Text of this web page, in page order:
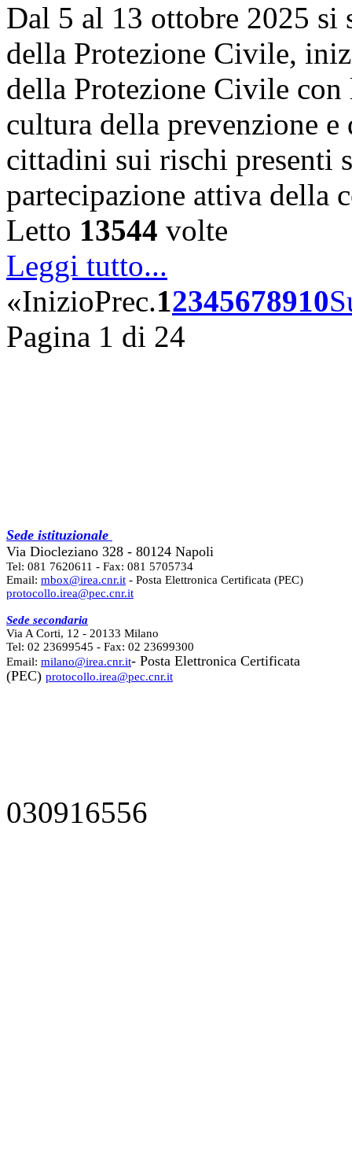
Dal 5 al 13 ottobre 2025 si
della Protezione Civile,
della Protezione Civile
cultura della prevenzione
cittadini sui rischi presenti
partecipazione attiva
Letto 13544 volte
Leggi tutto...
«InizioPrec.12345678910
Pagina 1 di 24
Sede istituzionale
Via Diocleziano 328 - 80124 Napoli
Tel: 081 7620611 - Fax: 081 5705734
Email: mbox@irea.cnr.it - Posta Elettronica Certificata (PEC)
protocollo.irea@pec.cnr.it
Sede secondaria
Via A Corti, 12 - 20133 Milano
Tel: 02 23699545 - Fax: 02 23699300
Email: milano@irea.cnr.it- Posta Elettronica Certificata
(PEC) protocollo.irea@pec.cnr.it
030916556